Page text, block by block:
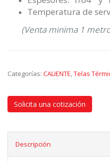
Temperatura de
(Venta minima 1
Categorías: CALIENTE Telas
Solicita una cotización
Descripción